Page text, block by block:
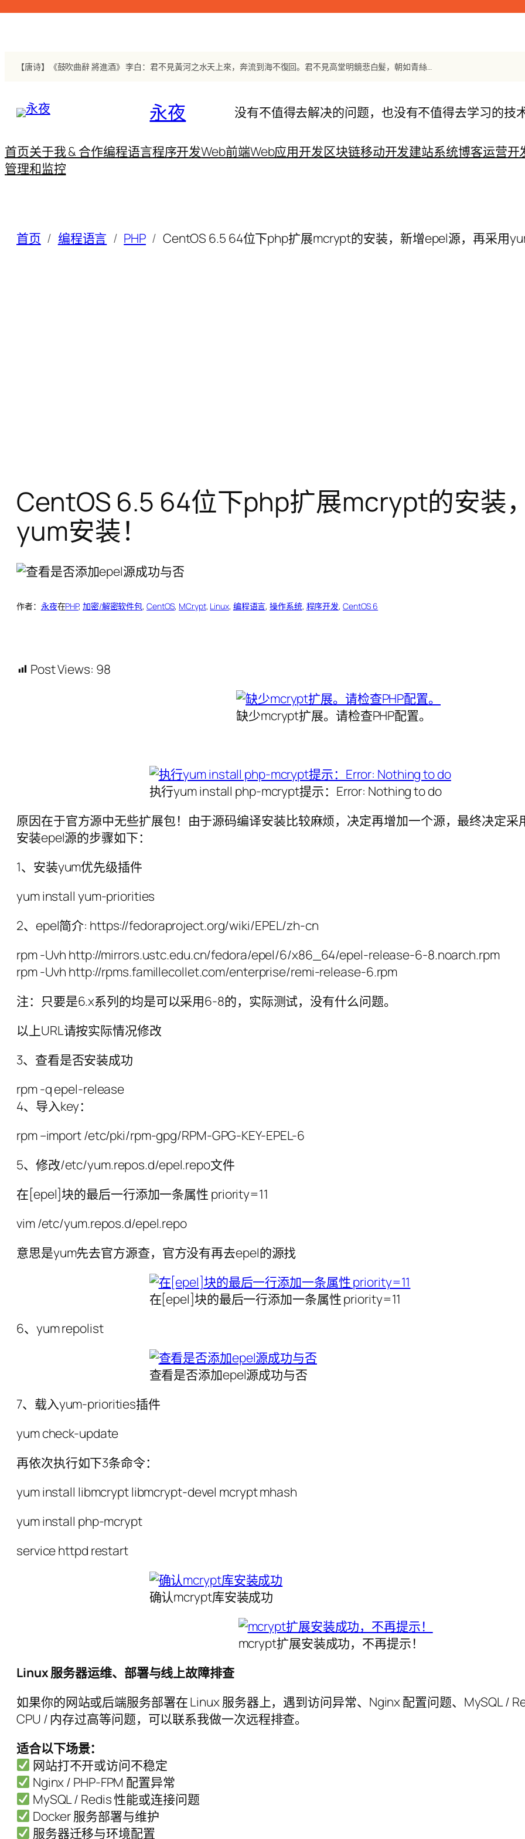
跳
【唐诗】《鼓吹曲辭 將進酒》 李白：君不見黃河之水天上來，奔流到海不復回。君不見高堂明鏡悲白髮，朝如青絲暮成雪。人生得意須盡歡，莫使金尊空對月。
永夜 没有不值得去解决的问题，也没有不值得去学习的技术
首页关于我 & 合作编程语言程序开发Web前端Web应用开发区块链移动开发建站系统博客运营开
管理和监控
首页 编程语言 PHP CentOS 6.5 64位下php扩展mcrypt的安装，新增epel源，再采用
CentOS 6.5 64位下php扩展mcrypt的安装
yum安装！
作者： 永夜在PHP, 加密/解密软件包, CentOS, MCrypt, Linux, 编程语言, 操作系统, 程序开发, CentOS 6
Post Views: 98
缺少mcrypt扩展。请检查PHP配置。
执行yum install php-mcrypt提示：Error: Nothing to do
原因在于官方源中无些扩展包！由于源码编译安装比较麻烦，决定再增加一个源，最终决定采
安装epel源的步骤如下：
1、安装yum优先级插件
yum install yum-priorities
2、epel简介: https://fedoraproject.org/wiki/EPEL/zh-cn
rpm -Uvh http://mirrors.ustc.edu.cn/fedora/epel/6/x86_64/epel-release-6-8.noarch.rpm
rpm -Uvh http://rpms.famillecollet.com/enterprise/remi-release-6.rpm
注：只要是6.x系列的均是可以采用6-8的，实际测试，没有什么问题。
以上URL请按实际情况修改
3、查看是否安装成功
rpm -q epel-release
4、导入key：
rpm –import /etc/pki/rpm-gpg/RPM-GPG-KEY-EPEL-6
5、修改/etc/yum.repos.d/epel.repo文件
在[epel]块的最后一行添加一条属性 priority=11
vim /etc/yum.repos.d/epel.repo
意思是yum先去官方源查，官方没有再去epel的源找
在[epel]块的最后一行添加一条属性 priority=11
6、yum repolist
查看是否添加epel源成功与否
7、载入yum-priorities插件
yum check-update
再依次执行如下3条命令：
yum install libmcrypt libmcrypt-devel mcrypt mhash
yum install php-mcrypt
service httpd restart
确认mcrypt库安装成功
mcrypt扩展安装成功，不再提示！
Linux 服务器运维、部署与线上故障排查
如果你的网站或后端服务部署在 Linux 服务器上，遇到访问异常、Nginx 配置问题、MySQL /
CPU / 内存过高等问题，可以联系我做一次远程排查。
适合以下场景：
网站打不开或访问不稳定
Nginx / PHP-FPM 配置异常
MySQL / Redis 性能或连接问题
Docker 服务部署与维护
服务器迁移与环境配置